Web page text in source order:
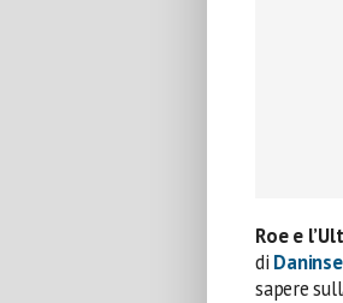
Roe e
di
sapere